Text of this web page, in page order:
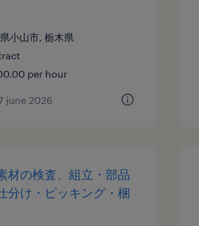
小山市, 栃木県
per hour
june 2026
材の検査、組立・部品
分け・ピッキング・梱